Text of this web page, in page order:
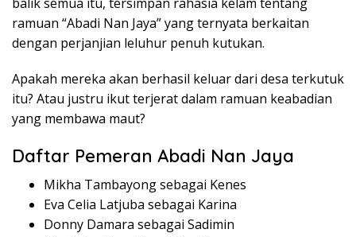
ramuan “Abadi Nan Jaya” yang ternyata berkaitan
dengan perjanjian leluhur penuh kutukan.
Apakah mereka akan berhasil keluar dari desa terkutuk
itu? Atau justru ikut terjerat dalam ramuan keabadian
yang membawa maut?
Daftar Pemeran Abadi Nan Jaya
Mikha Tambayong sebagai Kenes
Eva Celia Latjuba sebagai Karina
Donny Damara sebagai Sadimin